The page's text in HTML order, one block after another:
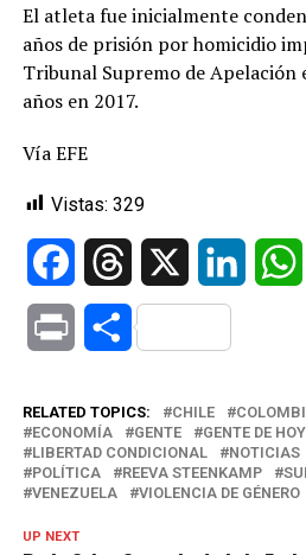
El atleta fue inicialmente
años de prisión por homicidio
Tribunal Supremo de Apelación
años en 2017.
Vía EFE
Vistas: 329
FacebookThreads LinkedIn
Print Compartir
RELATED TOPICS: CHILE
ECONOMÍA
GENTE GENTE DE HOY
LIBERTAD CONDICIONAL
NOTICIAS
POLÍTICA
REEVA STEENKAMP
VENEZUELA
VIOLENCIA DE GÉNERO
UP NEXT